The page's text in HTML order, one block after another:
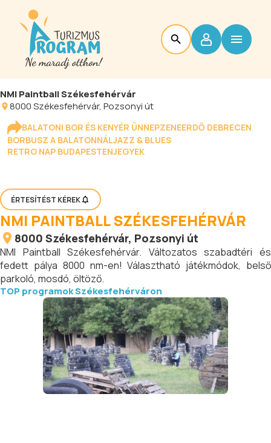
NMI Paintball Székesfehérvár
8000Székesfehérvár, Pozsonyi út
BALATONI BOR ÉS KENYÉR ÜNNEPZENEERDŐ DEBRECEN
BORBUSZ A BALATONNÁLJAZZ & BLUES
RETRO NAP BUDAPESTENJEGYEK
ÉRTESÍTÉST KÉREK
NMI PAINTBALL SZÉKESFEHÉRVÁR
8000 Székesfehérvár, Pozsonyi út
NMI Paintball Székesfehérvár. Változatos szabadtéri és
fedett pálya 8000 nm-en! Választható játékmódok, belső
parkoló, mosdó, öltöző.
TOP programok Székesfehérváron